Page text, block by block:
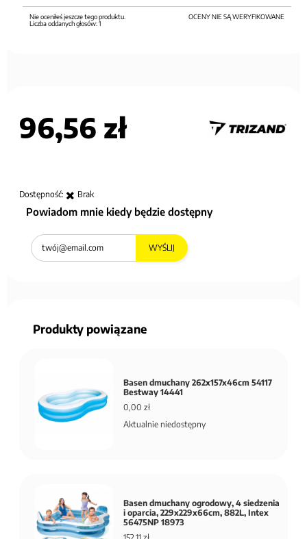
OCENY NIE SĄ WERYFIKOWANE
Nie oceniłeś jeszcze tego produktu.
Liczba oddanych głosów:1
96,56 zł
Dostępność: Brak
Powiadom mnie kiedy będzie dostępny
WYŚLIJ
Produkty powiązane
Basen dmuchany 262x157x46cm 54117
Bestway 14441
0,00 zł
Aktualnie niedostępny
Basen dmuchany ogrodowy, 4 siedzenia
i oparcia, 229x229x66cm, 882L, Intex
56475NP 18973